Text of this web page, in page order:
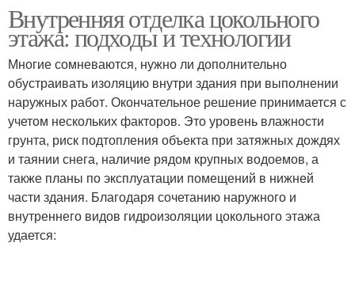
Внутренняя отделка цокольного
этажа: подходы и технологии
Многие сомневаются, нужно ли дополнительно
обустраивать изоляцию внутри здания при выполнении
наружных работ. Окончательное решение принимается с
учетом нескольких факторов. Это уровень влажности
грунта, риск подтопления объекта при затяжных дождях
и таянии снега, наличие рядом крупных водоемов, а
также планы по эксплуатации помещений в нижней
части здания. Благодаря сочетанию наружного и
внутреннего видов гидроизоляции цокольного этажа
удается: